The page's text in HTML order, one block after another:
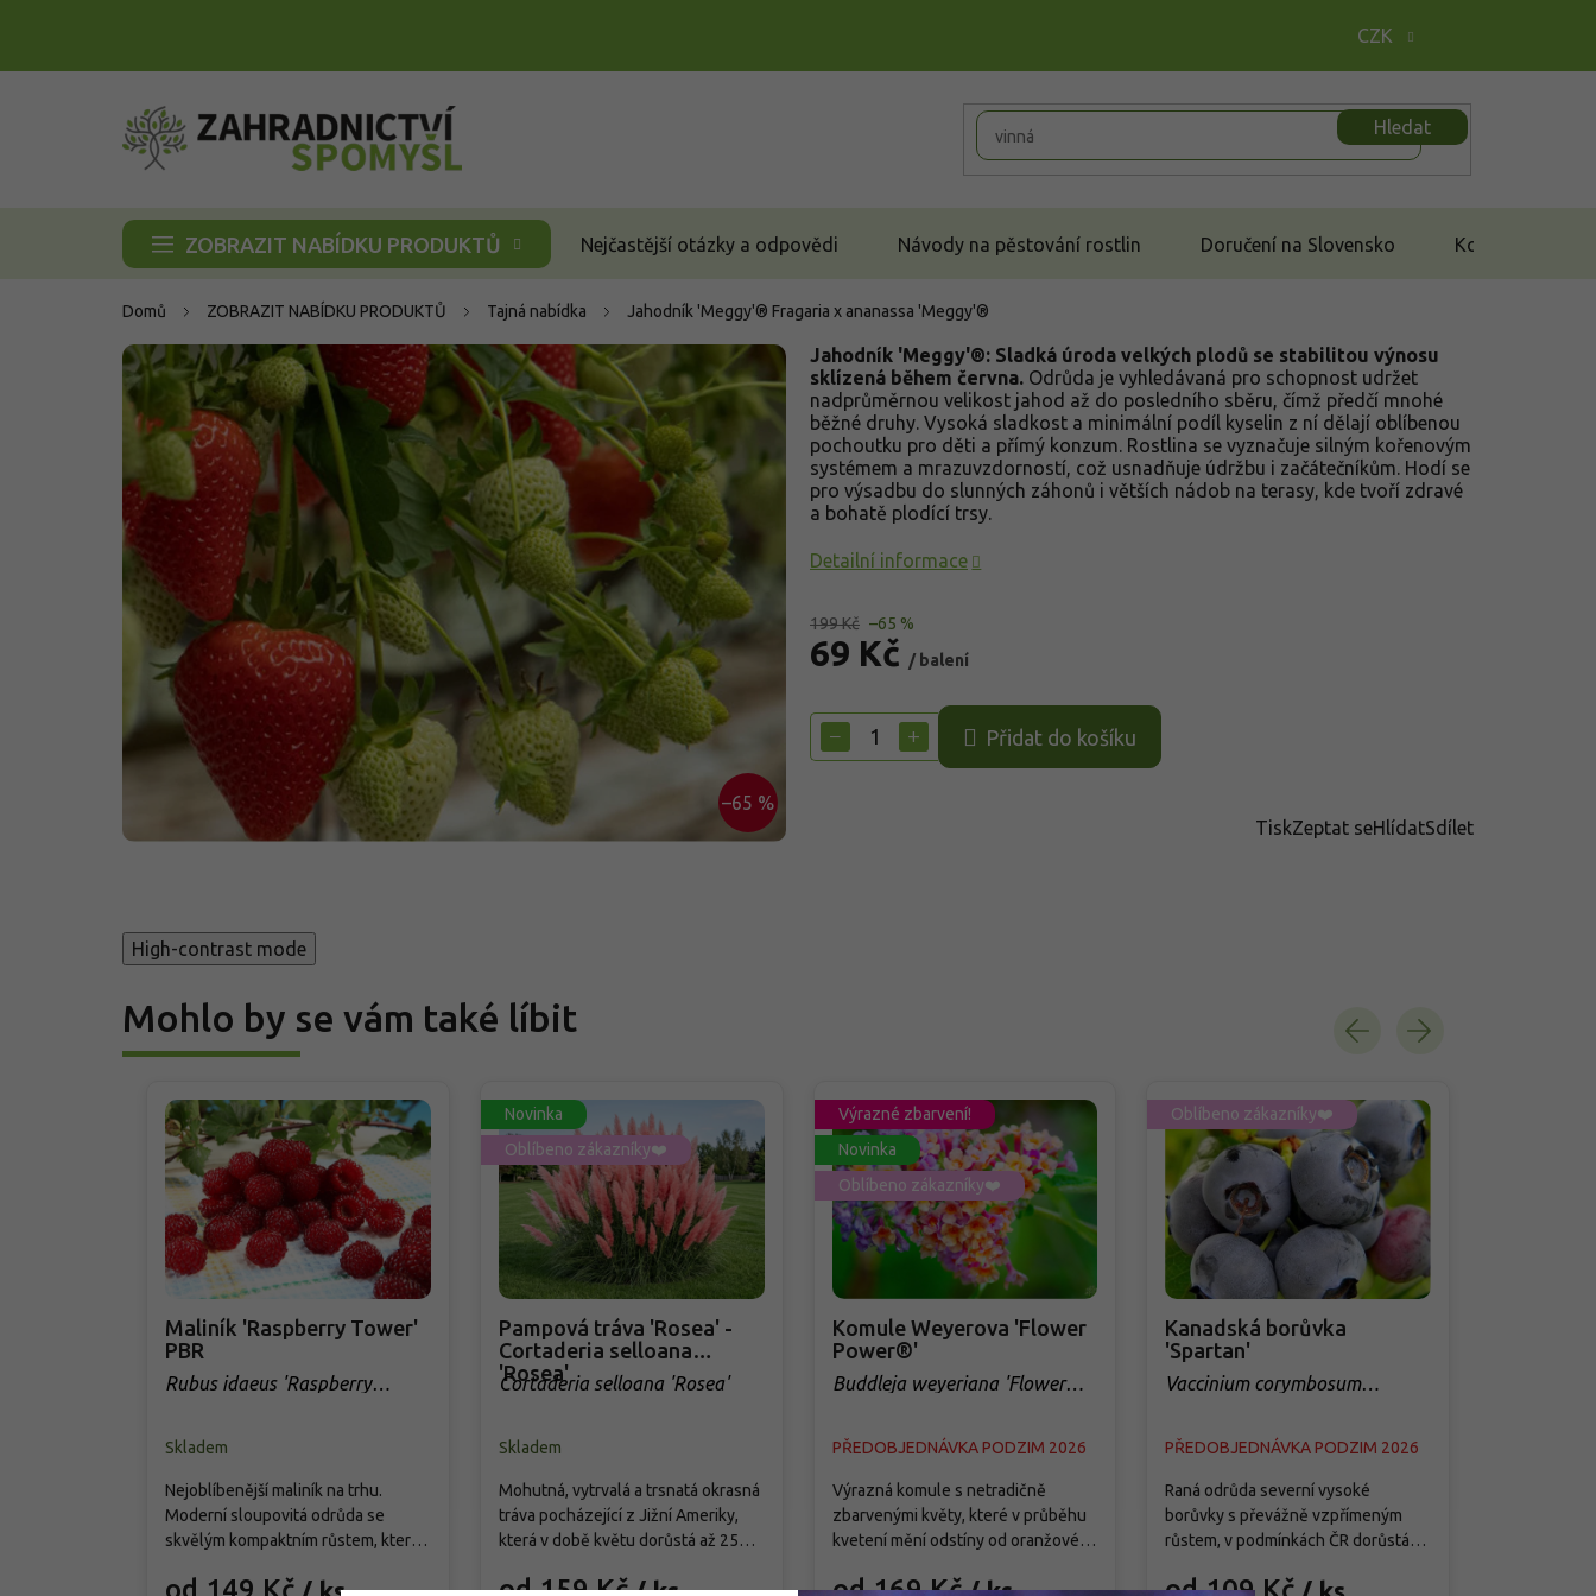
CZK
Hledat
ZOBRAZIT NABÍDKU PRODUKTŮ Nejčastější otázky a odpovědi Návody na pěstování rostlin Doručení na Slovensko Kontakt
Domů ZOBRAZIT NABÍDKU PRODUKTŮ Tajná nabídka Jahodník 'Meggy'® Fragaria x ananassa 'Meggy'®
–65 %
199 Kč –65 %
69 Kč / balení
cena:
+
− Přidat do košíku
Jahodník 'Meggy'®: Sladká úroda velkých plodů se stabilitou výnosu
sklízená během června. Odrůda je vyhledávaná pro schopnost udržet
nadprůměrnou velikost jahod až do posledního sběru, čímž předčí mnohé
běžné druhy. Vysoká sladkost a minimální podíl kyselin z ní dělají oblíbenou
pochoutku pro děti a přímý konzum. Rostlina se vyznačuje silným kořenovým
systémem a mrazuvzdorností, což usnadňuje údržbu i začátečníkům. Hodí se
pro výsadbu do slunných záhonů i větších nádob na terasy, kde tvoří zdravé
a bohatě plodící trsy.
Detailní informace
TiskZeptat seHlídatSdílet
High-contrast mode
Mohlo by se vám také líbit
Maliník 'Raspberry Tower'
PBR
Rubus idaeus 'Raspberry
Skladem
Nejoblíbenější maliník na trhu.
Moderní sloupovitá odrůda se
skvělým kompaktním růstem, která
úrodu velkých, sladkých a
Novinka
Oblíbeno zákazníky❤️
Pampová tráva 'Rosea' -
Cortaderia selloana
'Rosea'
Cortaderia selloana 'Rosea'
Skladem
Mohutná, vytrvalá a trsnatá okrasná
tráva pocházející z Jižní Ameriky,
která v době květu dorůstá až 250
chocholatá květenství světle
Výrazné zbarvení!
Novinka
Oblíbeno zákazníky❤️
Komule Weyerova 'Flower
Power®'
Buddleja weyeriana 'Flower
PŘEDOBJEDNÁVKA PODZIM 2026
Výrazná komule s netradičně
zbarvenými květy, které v průběhu
kvetení mění odstíny od oranžové
od července do září a pravidelně
Oblíbeno zákazníky❤️
Kanadská borůvka
'Spartan'
Vaccinium corymbosum
PŘEDOBJEDNÁVKA PODZIM 2026
Raná odrůda severní vysoké
borůvky s převážně vzpřímeným
růstem, v podmínkách ČR dorůstá
vytváří středně hustý keř s pevnými